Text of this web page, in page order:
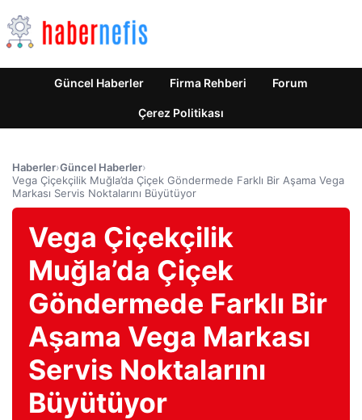
Güncel Haberler Firma Rehberi Forum
Çerez Politikası
Haberler›Güncel Haberler›
Vega Çiçekçilik Muğla’da Çiçek Göndermede Farklı Bir Aşama Vega
Markası Servis Noktalarını Büyütüyor
Vega Çiçekçilik
Muğla’da Çiçek
Göndermede Farklı Bir
Aşama Vega Markası
Servis Noktalarını
Büyütüyor